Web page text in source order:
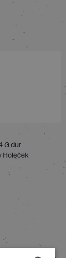
G dur
Holeček